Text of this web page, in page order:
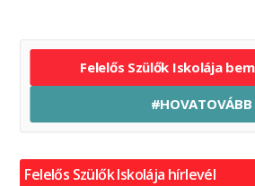
Felelős Szülők Iskolája
#HOVATOVÁBB
Felelős Szülők Iskolája hírlevél